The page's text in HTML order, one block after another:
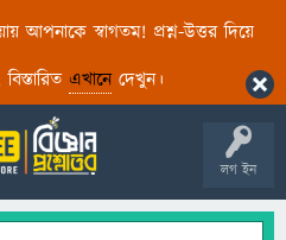
আপনাকে স্বাগতম! প্রশ্ন-উত্তর দিয়ে
এখানেদেখুন।
লগ ইন